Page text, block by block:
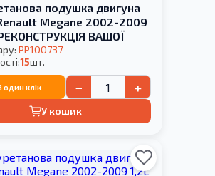
подушка двигуна
Megane 2002-2009
ВАШОЇ
PP100737
15шт.
один клік − +
У кошик